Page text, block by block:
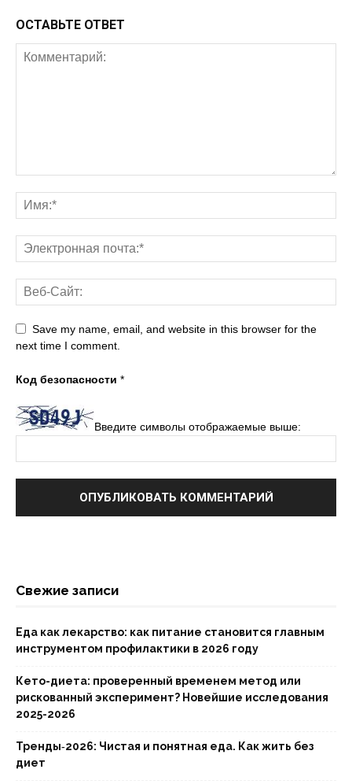
ОСТАВЬТЕ ОТВЕТ
Save my name, email, and website in this browser for the
next time I comment.
Код безопасности *
Введите символы отображаемые выше:
Свежие записи
Еда как лекарство: как питание становится главным
инструментом профилактики в 2026 году
Кето-диета: проверенный временем метод или
рискованный эксперимент? Новейшие исследования
2025-2026
Тренды‑2026: Чистая и понятная еда. Как жить без
диет